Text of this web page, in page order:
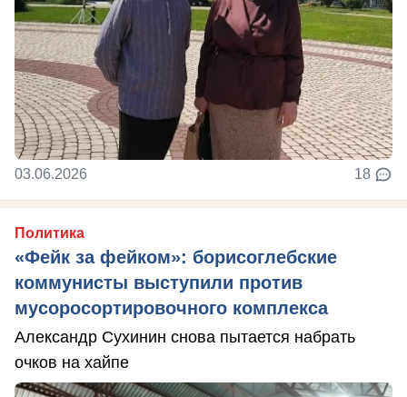
03.06.2026 18
Политика
«Фейк за фейком»: борисоглебские
коммунисты выступили против
мусоросортировочного комплекса
Александр Сухинин снова пытается набрать
очков на хайпе